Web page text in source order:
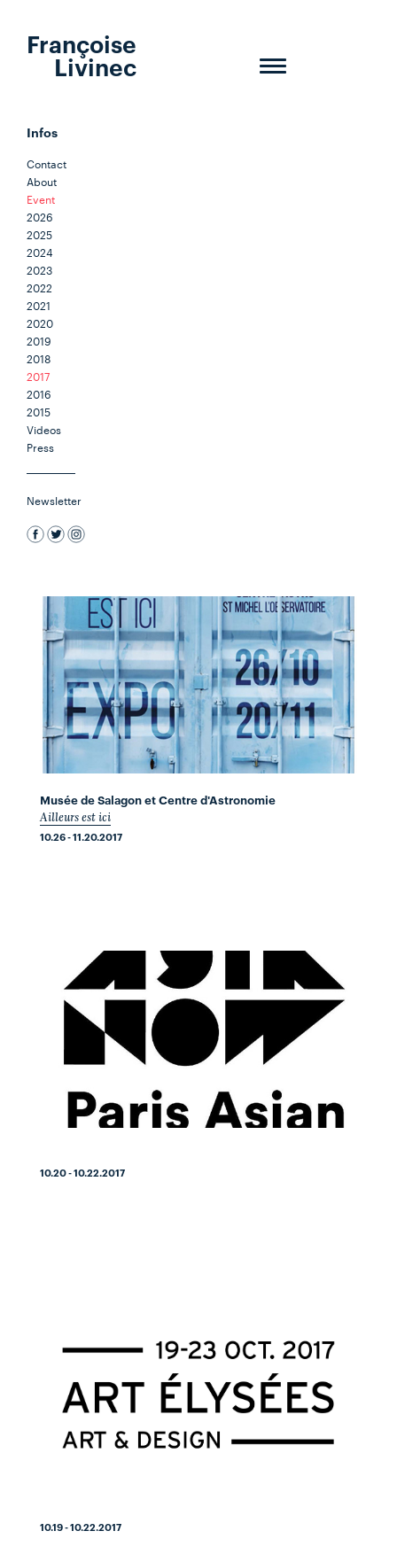
Toggle
Françoise
Livinec
Infos
Contact
About
Event
2026
2025
2024
2023
2022
2021
2020
2019
2018
2017
2016
2015
Videos
Press
Newsletter
Musée de Salagon et Centre d'Astronomie
Ailleurs est ici
10.26 - 11.20.2017
10.20 - 10.22.2017
10.19 - 10.22.2017